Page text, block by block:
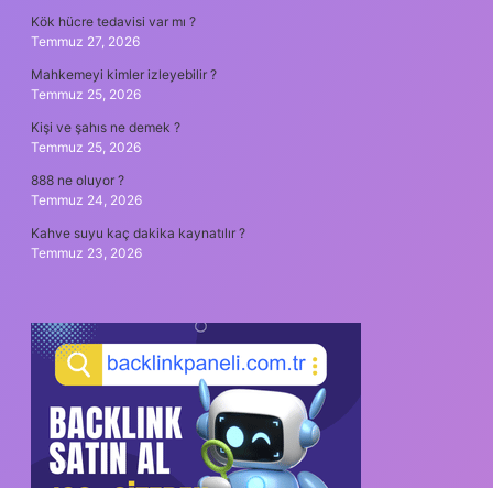
Kök hücre tedavisi var mı ?
Temmuz 27, 2026
Mahkemeyi kimler izleyebilir ?
Temmuz 25, 2026
Kişi ve şahıs ne demek ?
Temmuz 25, 2026
888 ne oluyor ?
Temmuz 24, 2026
Kahve suyu kaç dakika kaynatılır ?
Temmuz 23, 2026